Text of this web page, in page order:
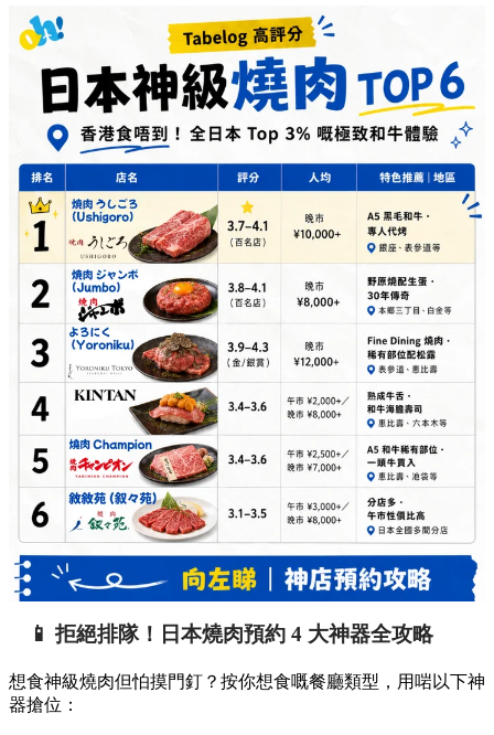
📱 拒絕排隊！日本燒肉預約 4 大神器全攻略
想食神級燒肉但怕摸門釘？按你想食嘅餐廳類型，用啱以下神
器搶位：